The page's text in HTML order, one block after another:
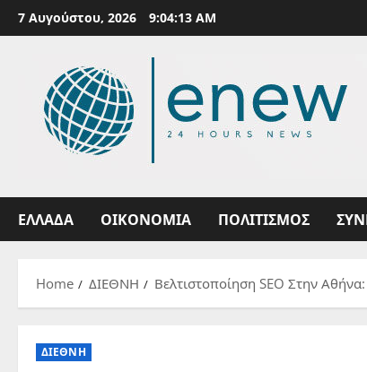
Skip
to
7 Αυγούστου, 2026 9:04:14 AM
ΕΛΛΑΔΑ ΟΙΚΟΝΟΜΙΑ ΠΟΛΙΤΙΣΜΟΣ
Home ΔΙΕΘΝΗ Βελτιστοποίηση SEO Στην
ΔΙΕΘΝΗ